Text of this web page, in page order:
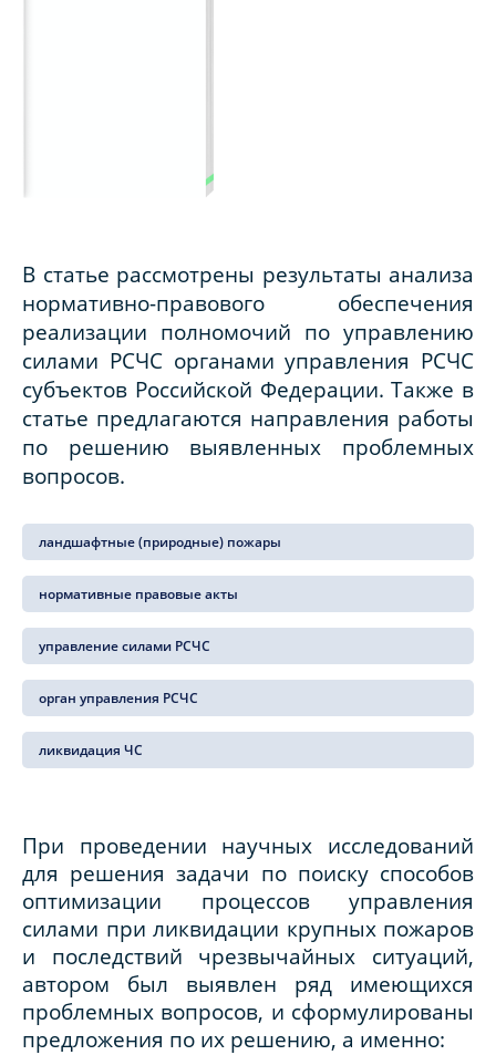
В статье рассмотрены результаты анализа
нормативно-правового обеспечения
реализации полномочий по управлению
силами РСЧС органами управления РСЧС
субъектов Российской Федерации. Также в
статье предлагаются направления работы
по решению выявленных проблемных
вопросов.
ландшафтные (природные) пожары
нормативные правовые акты
управление силами РСЧС
орган управления РСЧС
ликвидация ЧС
При проведении научных исследований
для решения задачи по поиску способов
оптимизации процессов управления
силами при ликвидации крупных пожаров
и последствий чрезвычайных ситуаций,
автором был выявлен ряд имеющихся
проблемных вопросов, и сформулированы
предложения по их решению, а именно: